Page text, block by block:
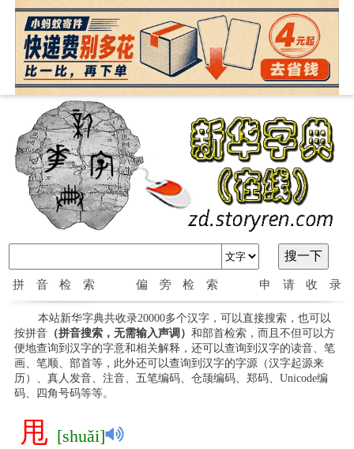
拼音检索 偏旁检索 申请收录
本站新华字典共收录20000多个汉字，可以直接搜索，也可以
按拼音（拼音搜索，无需输入声调） 和部首检索，而且不但可以方
便地查询到汉字的字意和相关解释，还可以查询到汉字的读音、笔
画、笔顺、部首等，此外还可以查询到汉字的字源（汉字起源来
历）、真人发音、注音、五笔编码、仓颉编码、郑码、Unicode编
码、四角号码等等。
甩 [shuǎi]